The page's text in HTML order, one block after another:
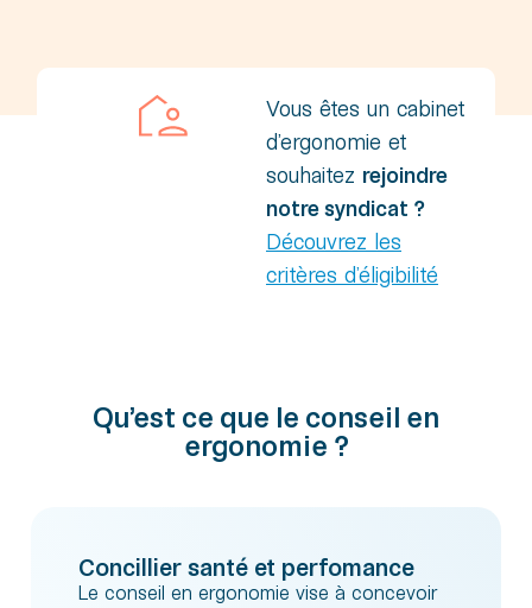
Vous êtes un cabinet
d’ergonomie et
souhaitez rejoindre
notre syndicat ?
Découvrez les
critères d’éligibilité
Qu’est ce que le conseil en
ergonomie ?
Concillier santé et perfomance
Le conseil en ergonomie vise à concevoir